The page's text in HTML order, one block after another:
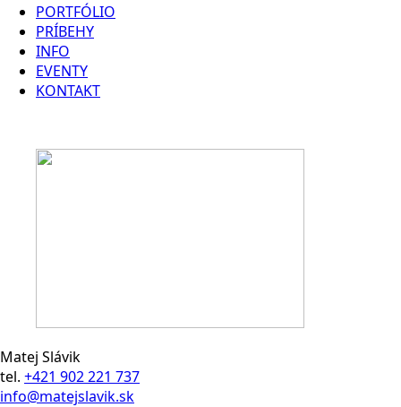
PORTFÓLIO
PRÍBEHY
INFO
EVENTY
KONTAKT
Matej Slávik
tel. +421 902 221 737
info@matejslavik.sk